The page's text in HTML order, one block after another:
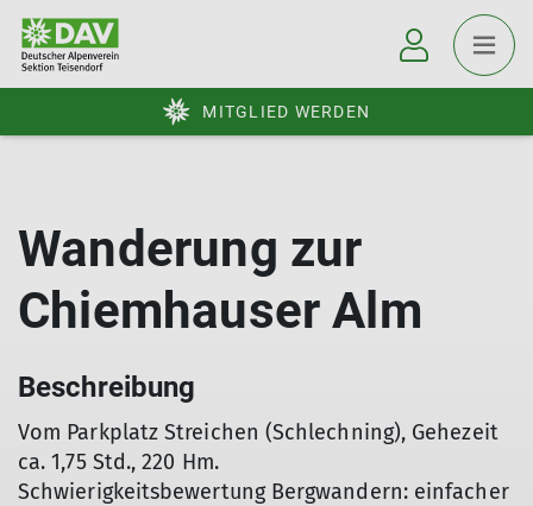
MITGLIED WERDEN
Wanderung zur
Chiemhauser Alm
Beschreibung
Vom Parkplatz Streichen (Schlechning), Gehezeit
ca. 1,75 Std., 220 Hm.
Schwierigkeitsbewertung Bergwandern: einfacher